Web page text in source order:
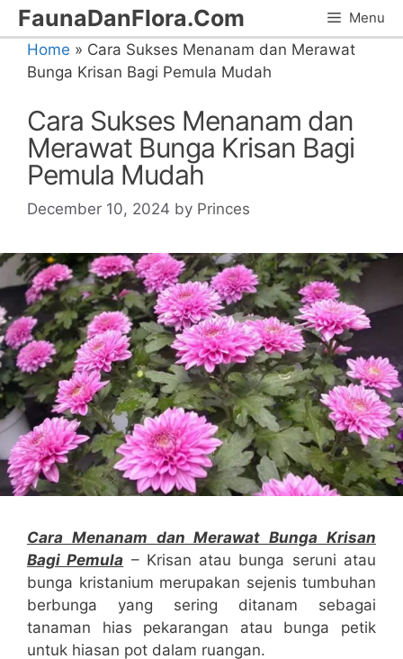
Skip
to
content
FaunaDanFlora.Com Menu
Home » Cara Sukses Menanam dan Merawat
Bunga Krisan Bagi Pemula Mudah
Cara Sukses Menanam dan
Merawat Bunga Krisan Bagi
Pemula Mudah
December 10, 2024 by Princes
Cara Menanam dan Merawat Bunga Krisan
Bagi Pemula – Krisan atau bunga seruni atau
bunga kristanium merupakan sejenis tumbuhan
berbunga yang sering ditanam sebagai
tanaman hias pekarangan atau bunga petik
untuk hiasan pot dalam ruangan.